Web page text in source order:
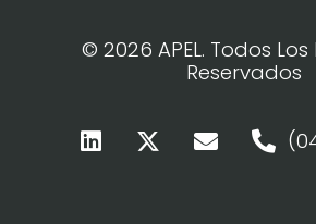
© 2026 APEL. Todos
Reservados